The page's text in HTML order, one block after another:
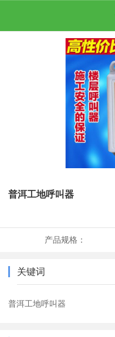
普洱工地呼叫器
产品规格：
关键词
普洱工地呼叫器